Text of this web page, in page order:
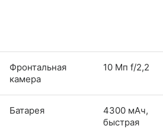
Фронтальная
камера
10 Мп f/2,2
Батарея
4300 мАч,
быстрая